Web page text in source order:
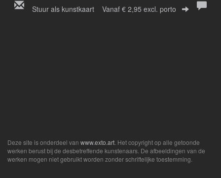
Stuur als kunstkaart Vanaf € 2,95 excl. porto
Deze site is onderdeel van www.exto.art . Het copyright op alle getoonde
werken berust bij de desbetreffende kunstenaars. De afbeeldingen van de
werken mogen niet gebruikt worden zonder schriftelijke toestemming.